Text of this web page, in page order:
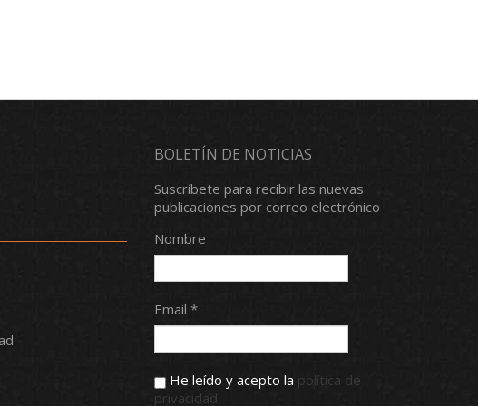
BOLETÍN DE NOTICIAS
Suscríbete para recibir las nuevas
publicaciones por correo electrónico
Nombre
Email *
He leído y acepto la política de
privacidad.